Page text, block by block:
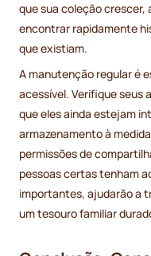
que sua coleção crescer,
encontrar rapidamente
que existiam.
A manutenção regular é
acessível. Verifique seus
que eles ainda estejam
armazenamento à
permissões de
pessoas certas tenham
importantes, ajudarão a
um tesouro familiar